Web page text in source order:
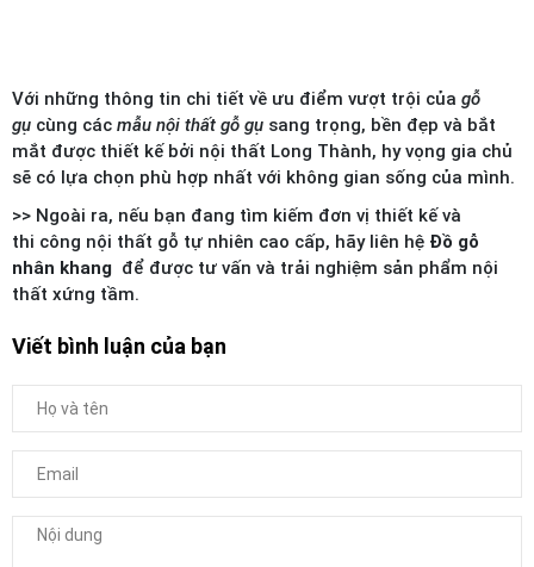
Với những thông tin chi tiết về ưu điểm vượt trội của gỗ
gụ cùng các mẫu nội thất gỗ gụ sang trọng, bền đẹp và bắt
mắt được thiết kế bởi nội thất Long Thành, hy vọng gia chủ
sẽ có lựa chọn phù hợp nhất với không gian sống của mình.
>> Ngoài ra, nếu bạn đang tìm kiếm đơn vị thiết kế và
thi công nội thất gỗ tự nhiên cao cấp, hãy liên hệ Đồ gỗ
nhân khang để được tư vấn và trải nghiệm sản phẩm nội
thất xứng tầm.
Viết bình luận của bạn